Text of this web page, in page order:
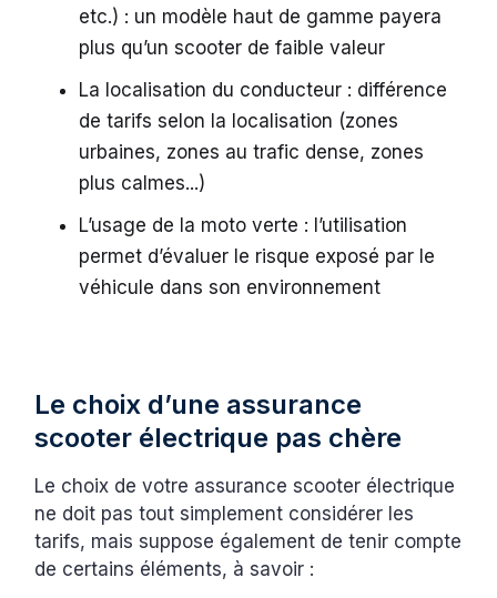
etc.) : un modèle haut de gamme payera
plus qu’un scooter de faible valeur
La localisation du conducteur : différence
de tarifs selon la localisation (zones
urbaines, zones au trafic dense, zones
plus calmes...)
L’usage de la moto verte : l’utilisation
permet d’évaluer le risque exposé par le
véhicule dans son environnement
Le choix d’une assurance
scooter électrique pas chère
Le choix de votre assurance scooter électrique
ne doit pas tout simplement considérer les
tarifs, mais suppose également de tenir compte
de certains éléments, à savoir :